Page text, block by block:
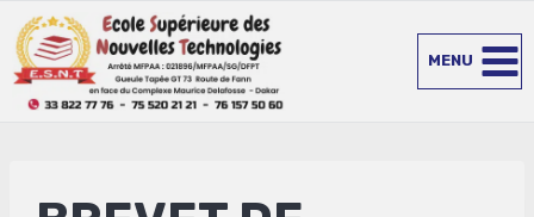
Aller
au
contenu
MENU